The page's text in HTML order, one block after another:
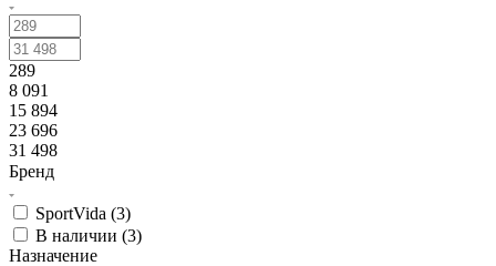
289
8 091
15 894
23 696
31 498
Бренд
SportVida (3)
В наличии (3)
Назначение